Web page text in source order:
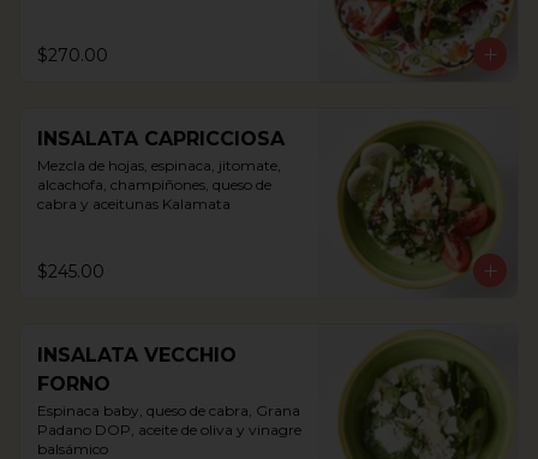
$270.00
INSALATA CAPRICCIOSA
Mezcla de hojas, espinaca, jitomate,
alcachofa, champiñones, queso de
cabra y aceitunas Kalamata
$245.00
INSALATA VECCHIO
FORNO
Espinaca baby, queso de cabra, Grana
Padano DOP, aceite de oliva y vinagre
balsámico